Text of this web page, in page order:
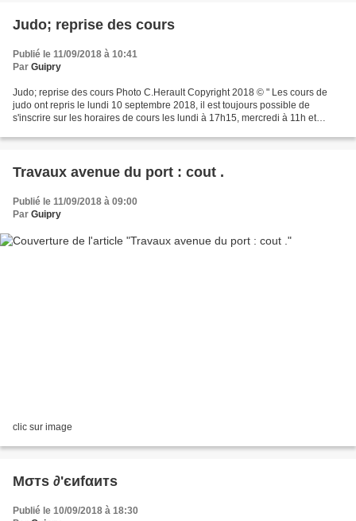
Judo; reprise des cours
Publié le 11/09/2018 à 10:41
Par Guipry
Judo; reprise des cours Photo C.Herault Copyright 2018 © " Les cours de
judo ont repris le lundi 10 septembre 2018, il est toujours possible de
s'inscrire sur les horaires de cours les lundi à 17h15, mercredi à 11h et
Travaux avenue du port : cout .
Publié le 11/09/2018 à 09:00
Par Guipry
clic sur image
Mσтѕ ∂'єиfαитѕ
Publié le 10/09/2018 à 18:30